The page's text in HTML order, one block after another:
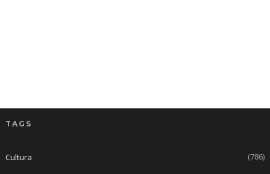
TAGS
Cultura (786)